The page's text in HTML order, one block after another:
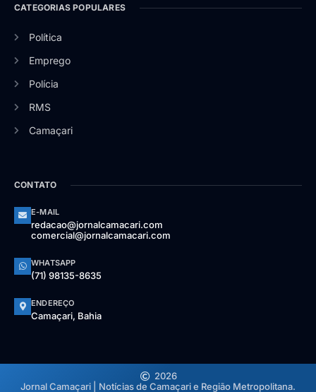
CATEGORIAS POPULARES
Política
Emprego
Polícia
RMS
Camaçari
CONTATO
E-MAIL
redacao@jornalcamacari.com
comercial@jornalcamacari.com
WHATSAPP
(71) 98135-8635
ENDEREÇO
Camaçari, Bahia
2026
Jornal Camaçari | Notícias de Camaçari e Região Metropolitana.